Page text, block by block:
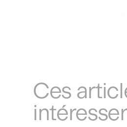
Ces
intéresser